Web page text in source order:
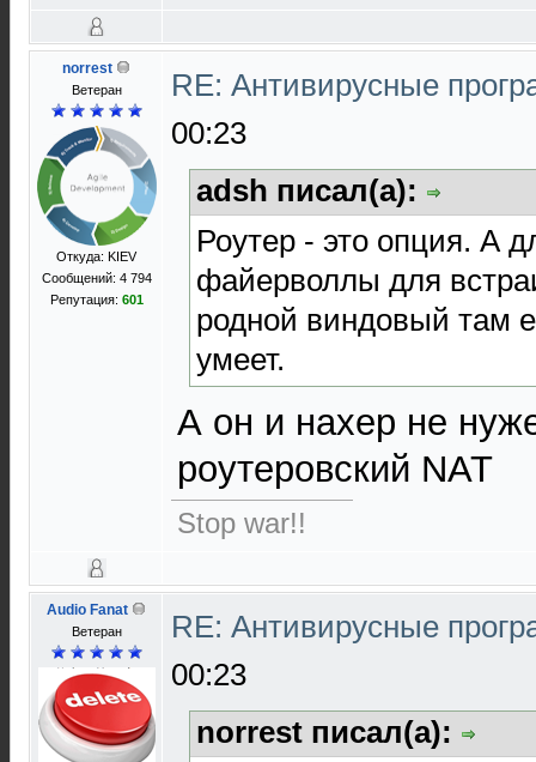
norrest
Ветеран
Откуда: KIEV
Сообщений: 4 794
Репутация: 601
RE: Антивирусные
00:23
adsh писал(а):
Роутер - это опция. А
файерволлы для
родной виндовый там
умеет.
А он и нахер не
роутеровский NAT
Stop war!!
Audio Fanat
Ветеран
RE: Антивирусные
00:23
norrest писал(а):